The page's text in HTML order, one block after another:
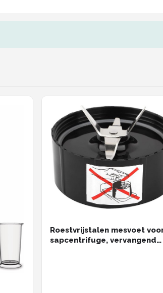
Roestvrijstalen mesvoet
sapcentrifuge, vervangend